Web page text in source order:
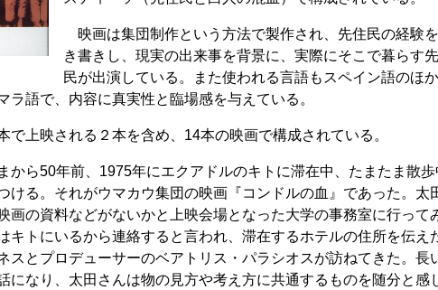
映画は集団制作という方法で製作され、先住民の経験
き書きし、現実の出来事を背景に、実際にそこで暮らす
民が出演している。また使われる言語もスペイン語のほ
ラ語で、内容に真実性と臨場感を与えている。
上映される２本を含め、14本の映画で構成されている。
ら50年前、1975年にエクアドルのキトに滞在中、たまたま散歩
ける。それがウマカウ集団の映画『コンドルの血』であった。太
画の資料などがないかと上映会場となった大学の事務室に行って
キトにいるから連絡すると言われ、滞在するホテルの住所を伝え
スとプロデューサーのベアトリス・パラシオスが訪ねてきた。長
になり、太田さんは物の見方や考え方に共通するものを随分と感